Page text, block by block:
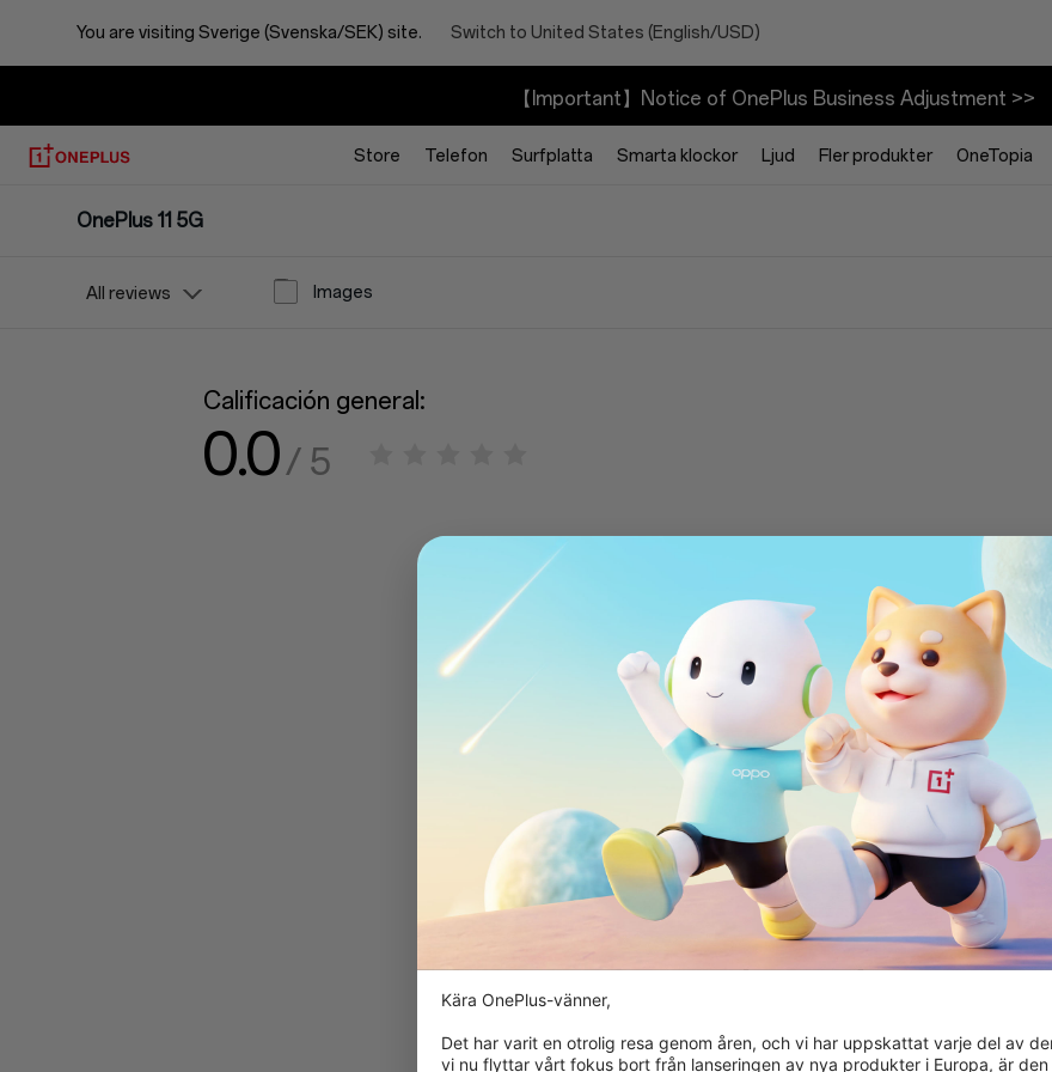
You are visiting Sverige (Svenska/SEK) site. Switch to United States (English/USD)
【Important】Notice of OnePlus Business Adjustment >>
Store Telefon Surfplatta Smarta klockor Ljud Fler produkter OneTopia
OnePlus 11 5G
All reviews Images
Calificación general:
0.0/ 5
Kära OnePlus-vänner,
Det har varit en otrolig resa genom åren, och vi har uppskattat varje del av
vi nu flyttar vårt fokus bort från lanseringen av nya produkter i Europa, är den